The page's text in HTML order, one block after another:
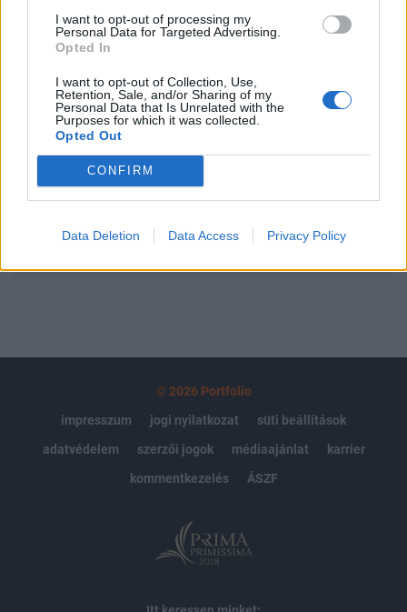
I want to opt-out of processing my
Personal Data for Targeted Advertising.
Opted In
I want to opt-out of Collection, Use,
Retention, Sale, and/or Sharing of my
Personal Data that Is Unrelated with the
Purposes for which it was collected.
Opted Out
CONFIRM
Data Deletion Data Access Privacy Policy
tartozik, melynek olvasása előfizetéses
regisztrációhoz kötött.
Portfolio.hu teljes cikkarchívum
Kötéslisták: BÉT elmúlt 2 év napon belüli
kötéslistái
Előfizetés
MÁR ELŐFIZETŐNK VAGY? BEJELENTKEZÉS
© 2026 Portfolio
impresszum
jogi nyilatkozat
süti beállítások
adatvédelem
szerzői jogok médiaajánlat
karrier
kommentkezelés
ÁSZF